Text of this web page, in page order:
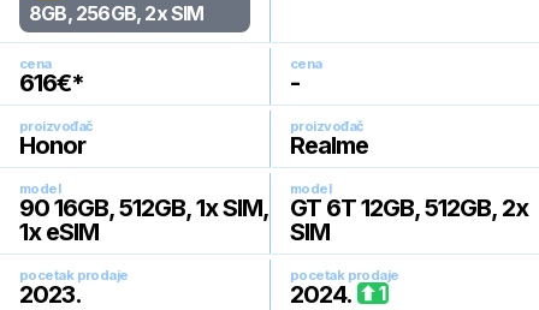
8GB, 256GB, 2x SIM
cena
616€*
cena
-
proizvođač
Honor
proizvođač
Realme
model
90 16GB, 512GB, 1x SIM,
1x eSIM
model
GT 6T 12GB, 512GB, 2x
SIM
pocetak prodaje
2023.
pocetak prodaje
2024. 1